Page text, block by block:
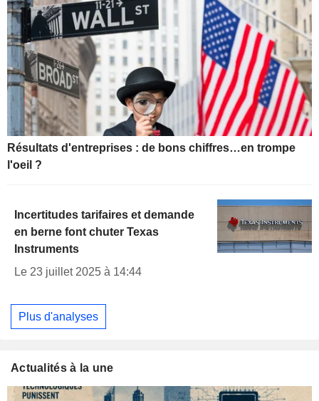
Résultats d'entreprises : de bons chiffres…en trompe
l'oeil ?
Incertitudes tarifaires et demande
en berne font chuter Texas
Instruments
Le 23 juillet 2025 à 14:44
Plus d'analyses
Actualités à la une